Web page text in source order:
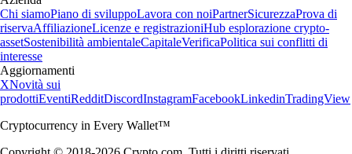
Chi siamoPiano di sviluppoLavora con noiPartnerSicurezzaProva di
riservaAffiliazioneLicenze e registrazioniHub esplorazione crypto-
assetSostenibilità ambientaleCapitaleVerificaPolitica sui conflitti di
interesse
Aggiornamenti
XNovità sui
prodottiEventiRedditDiscordInstagramFacebookLinkedinTradingView
Cryptocurrency in Every Wallet™